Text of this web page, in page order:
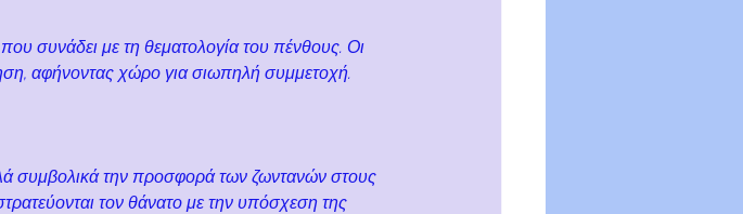
συνάδει με τη θεματολογία του πένθους. Οι
αφήνοντας χώρο για σιωπηλή συμμετοχή.
συμβολικά την προσφορά των ζωντανών στους
τον θάνατο με την υπόσχεση της